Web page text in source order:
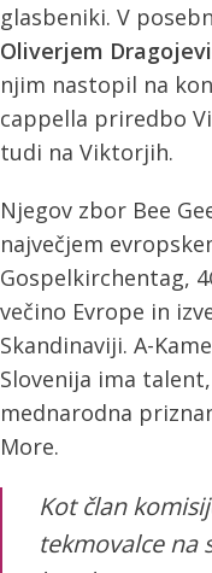
glasbeniki. V
Oliverjem
njim nastopil na
cappella priredbo
tudi na Viktorjih.
Njegov zbor Bee
največjem
Gospelkirchentag,
večino Evrope in
Skandinaviji. A-
Slovenija ima
mednarodna
More.
Kot član
tekmovalce na